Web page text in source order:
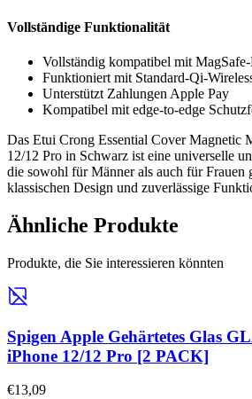
Vollständige Funktionalität
Vollständig kompatibel mit MagSafe-
Funktioniert mit Standard-Qi-
Unterstützt Zahlungen Apple Pay
Kompatibel mit edge-to-edge
Das Etui Crong Essential Cover Magnetic
12/12 Pro in Schwarz ist eine universelle
die sowohl für Männer als auch für Frauen
klassischen Design und zuverlässige
Ähnliche Produkte
Produkte, die Sie interessieren könnten
Spigen Apple Gehärtetes Glas
iPhone 12/12 Pro [2 PACK]
€13,09